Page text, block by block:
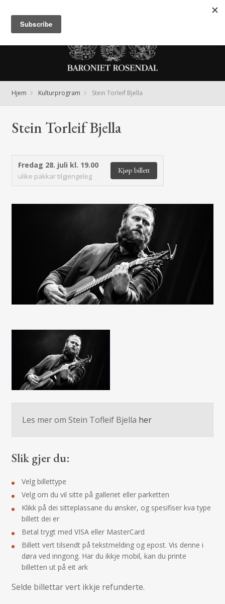
Hjem Kulturprogram Stein Torleif Bjella
Stein Torleif Bjella
Fredag 28. juli kl. 19.00
ulike pakkar tilgjengeleg
Kjøp billett
Les mer om Stein Tofleif Bjella her
Slik gjer du:
Velg billettype
Velg om du vil sitte på galleriet eller parketten
Klikk på dei sitteplassane du ønsker, og spesifiser kva type
billett dei er
Betal trygt med VISA eller MasterCard
Billett vert tilsendt på tekstmelding og epost. Vis denne i
døra ved inngong. Har du ikkje mobil, kan du printe
billetten ut på eit ark
Selde billettar vert ikkje refunderte.